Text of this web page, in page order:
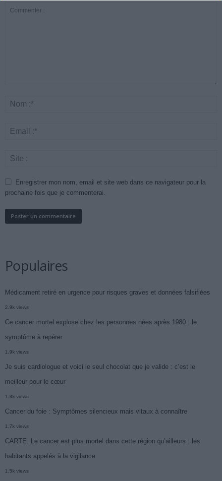
Enregistrer mon nom, email et site web dans ce navigateur pour la
prochaine fois que je commenterai.
Populaires
Médicament retiré en urgence pour risques graves et données falsifiées
2.9k views
Ce cancer mortel explose chez les personnes nées après 1980 : le
symptôme à repérer
1.9k views
Je suis cardiologue et voici le seul chocolat que je valide : c’est le
meilleur pour le cœur
1.8k views
Cancer du foie : Symptômes silencieux mais vitaux à connaître
1.7k views
CARTE. Le cancer est plus mortel dans cette région qu’ailleurs : les
habitants appelés à la vigilance
1.5k views